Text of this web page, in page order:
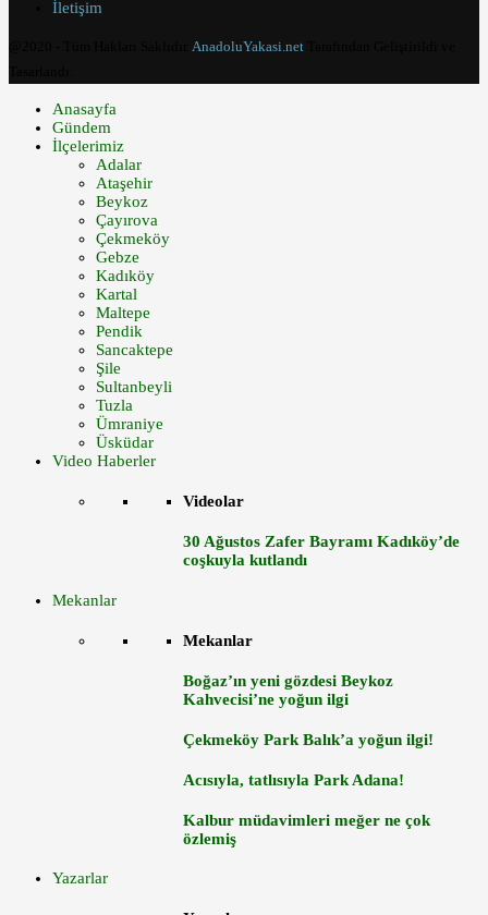
İletişim
AnadoluYakasi.net
Anasayfa
Gündem
İlçelerimiz
Adalar
Ataşehir
Beykoz
Çayırova
Çekmeköy
Gebze
Kadıköy
Kartal
Maltepe
Pendik
Sancaktepe
Şile
Sultanbeyli
Tuzla
Ümraniye
Üsküdar
Video Haberler
Videolar
30 Ağustos Zafer Bayramı Kadıköy’de
coşkuyla kutlandı
Mekanlar
Mekanlar
Boğaz’ın yeni gözdesi Beykoz
Kahvecisi’ne yoğun ilgi
Çekmeköy Park Balık’a yoğun ilgi!
Acısıyla, tatlısıyla Park Adana!
Kalbur müdavimleri meğer ne çok
özlemiş
Yazarlar